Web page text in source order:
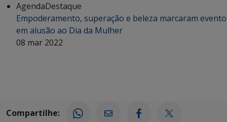
AgendaDestaque
Empoderamento, superação e beleza marcaram evento
em alusão ao Dia da Mulher
08 mar 2022
Compartilhe: